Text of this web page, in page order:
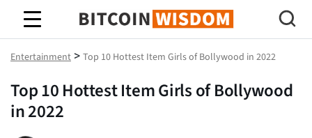
Биткойн Мудрость
Entertainment > Top 10 Hottest Item Girls of Bollywood in 2022
Top 10 Hottest Item Girls of Bollywood
in 2022